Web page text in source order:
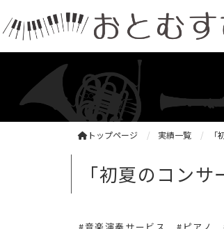
トップページ 実績一覧
「初夏のコン